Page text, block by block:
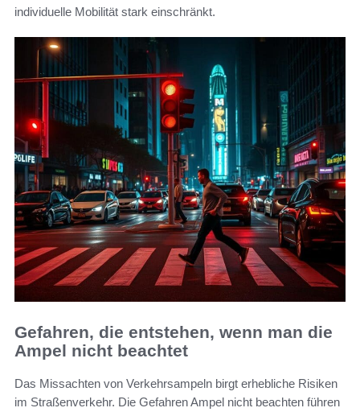
individuelle Mobilität stark einschränkt.
Gefahren, die entstehen, wenn man die
Ampel nicht beachtet
Das Missachten von Verkehrsampeln birgt erhebliche Risiken
im Straßenverkehr. Die Gefahren Ampel nicht beachten führen